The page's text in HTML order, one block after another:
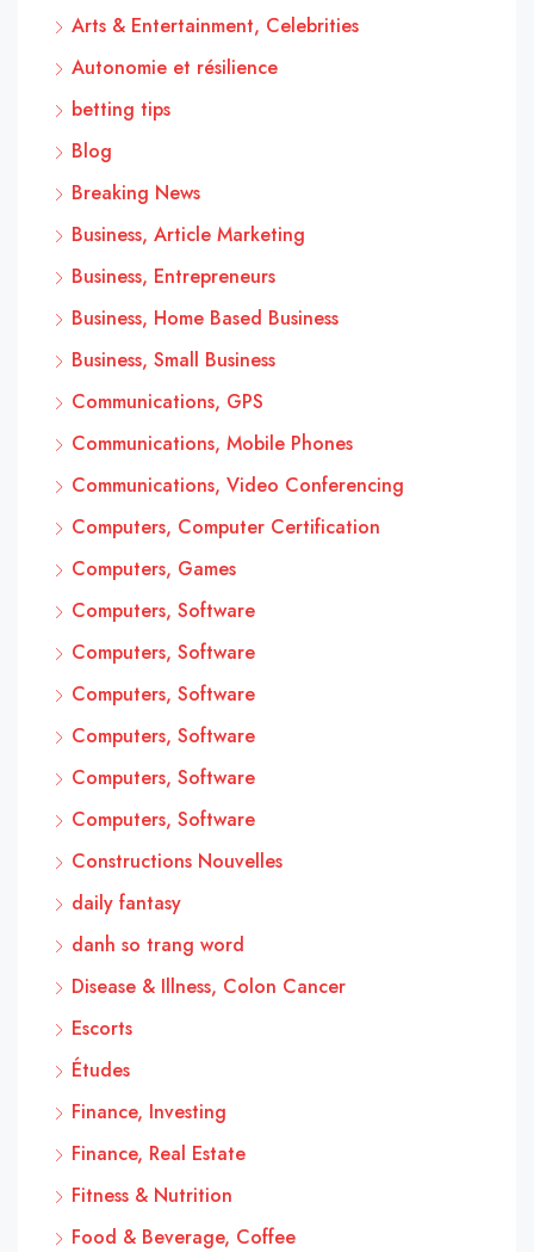
Arts & Entertainment, Celebrities
Autonomie et résilience
betting tips
Blog
Breaking News
Business, Article Marketing
Business, Entrepreneurs
Business, Home Based Business
Business, Small Business
Communications, GPS
Communications, Mobile Phones
Communications, Video Conferencing
Computers, Computer Certification
Computers, Games
Computers, Software
Computers, Software
Computers, Software
Computers, Software
Computers, Software
Computers, Software
Constructions Nouvelles
daily fantasy
danh so trang word
Disease & Illness, Colon Cancer
Escorts
Études
Finance, Investing
Finance, Real Estate
Fitness & Nutrition
Food & Beverage, Coffee